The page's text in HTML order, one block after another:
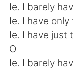
Ie. I barely
Ie. I have
Ie. I have just
O
Ie. I barely